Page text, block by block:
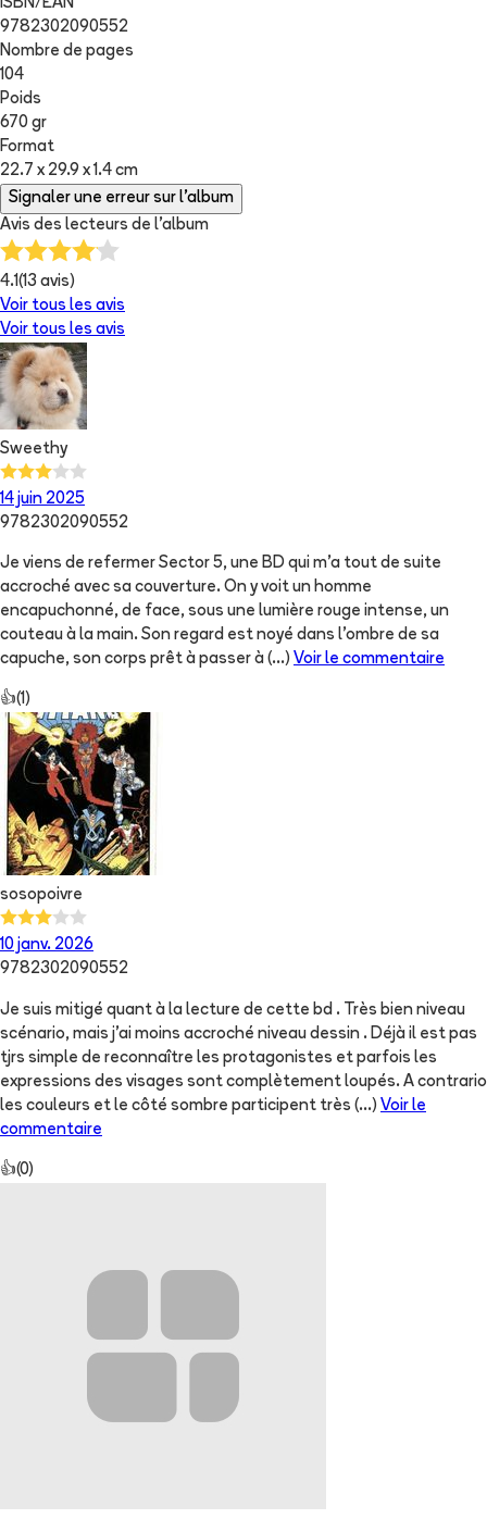
ISBN/EAN
9782302090552
Nombre de pages
104
Poids
670 gr
Format
22.7 x 29.9 x 1.4 cm
Signaler une erreur sur l'album
Avis des lecteurs de l'album
4.1(13 avis)
Voir tous les avis
Voir tous les avis
Sweethy
14 juin 2025
9782302090552
Je viens de refermer Sector 5, une BD qui m’a tout de suite
accroché avec sa couverture. On y voit un homme
encapuchonné, de face, sous une lumière rouge intense, un
couteau à la main. Son regard est noyé dans l’ombre de sa
capuche, son corps prêt à passer à (...) Voir le commentaire
👍(1)
sosopoivre
10 janv. 2026
9782302090552
Je suis mitigé quant à la lecture de cette bd . Très bien niveau
scénario, mais j'ai moins accroché niveau dessin . Déjà il est pas
tjrs simple de reconnaître les protagonistes et parfois les
expressions des visages sont complètement loupés. A contrario
les couleurs et le côté sombre participent très (...) Voir le
commentaire
👍(0)